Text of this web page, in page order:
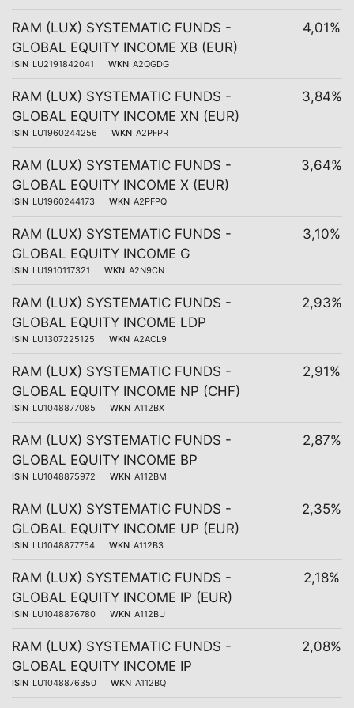
RAM (LUX) SYSTEMATIC FUNDS -
GLOBAL EQUITY INCOME XB (EUR)
ISIN LU2191842041 WKN A2QGDG
4,01%
RAM (LUX) SYSTEMATIC FUNDS -
GLOBAL EQUITY INCOME XN (EUR)
ISIN LU1960244256 WKN A2PFPR
3,84%
RAM (LUX) SYSTEMATIC FUNDS -
GLOBAL EQUITY INCOME X (EUR)
ISIN LU1960244173 WKN A2PFPQ
3,64%
RAM (LUX) SYSTEMATIC FUNDS -
GLOBAL EQUITY INCOME G
ISIN LU1910117321 WKN A2N9CN
3,10%
RAM (LUX) SYSTEMATIC FUNDS -
GLOBAL EQUITY INCOME LDP
ISIN LU1307225125 WKN A2ACL9
2,93%
RAM (LUX) SYSTEMATIC FUNDS -
GLOBAL EQUITY INCOME NP (CHF)
ISIN LU1048877085 WKN A112BX
2,91%
RAM (LUX) SYSTEMATIC FUNDS -
GLOBAL EQUITY INCOME BP
ISIN LU1048875972 WKN A112BM
2,87%
RAM (LUX) SYSTEMATIC FUNDS -
GLOBAL EQUITY INCOME UP (EUR)
ISIN LU1048877754 WKN A112B3
2,35%
RAM (LUX) SYSTEMATIC FUNDS -
GLOBAL EQUITY INCOME IP (EUR)
ISIN LU1048876780 WKN A112BU
2,18%
RAM (LUX) SYSTEMATIC FUNDS -
GLOBAL EQUITY INCOME IP
ISIN LU1048876350 WKN A112BQ
2,08%